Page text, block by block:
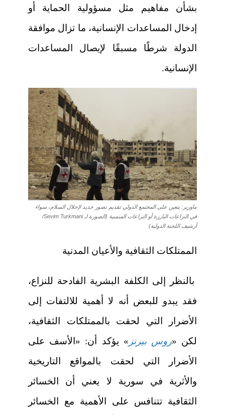
بشأن مفاهيم مثل مسؤولية الحماية أو
إدخال المساعدات الإنسانية، ما تزال موافقة
الدولة شرطًا مسبقًا لإيصال المساعدات
الإنسانية.
ماورير: يتعين على المجتمع الدولي تقديم تصور جديد لإحلال السلام، سواء
في النزاعات البارزة أو النزاعات المنسية (الصورة لـ Sevim Turkmani/
أرشيف اللجنة الدولية)
الممتلكات الثقافية والأعيان المدنية
بالنظر إلى الكلفة البشرية الفادحة للنزاع،
فقد يبدو للبعض أنه لا أهمية للالتفات إلى
الأضرار التي لحقت بالممتلكات الثقافية،
لكن «روس بيرنز » يؤكد أن: «الأسف على
الأضرار التي لحقت بالمواقع التاريخية
والأثرية في سورية لا يعني أن الخسائر
الثقافية تتنافس على الأهمية مع الخسائر